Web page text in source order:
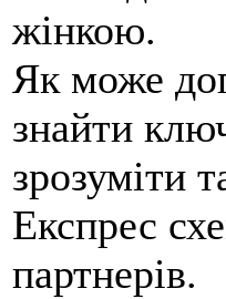
жінкою.
Як може
знайти
зрозуміти
Експрес
партнерів.